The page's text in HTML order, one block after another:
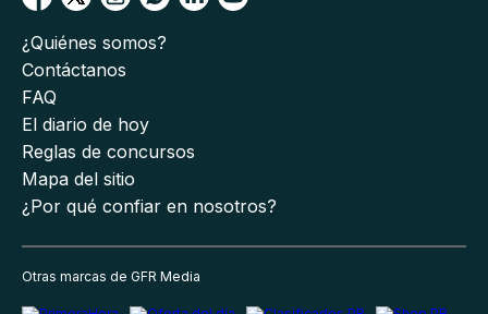
¿Quiénes somos?
Contáctanos
FAQ
El diario de hoy
Reglas de concursos
Mapa del sitio
¿Por qué confiar en nosotros?
Otras marcas de GFR Media